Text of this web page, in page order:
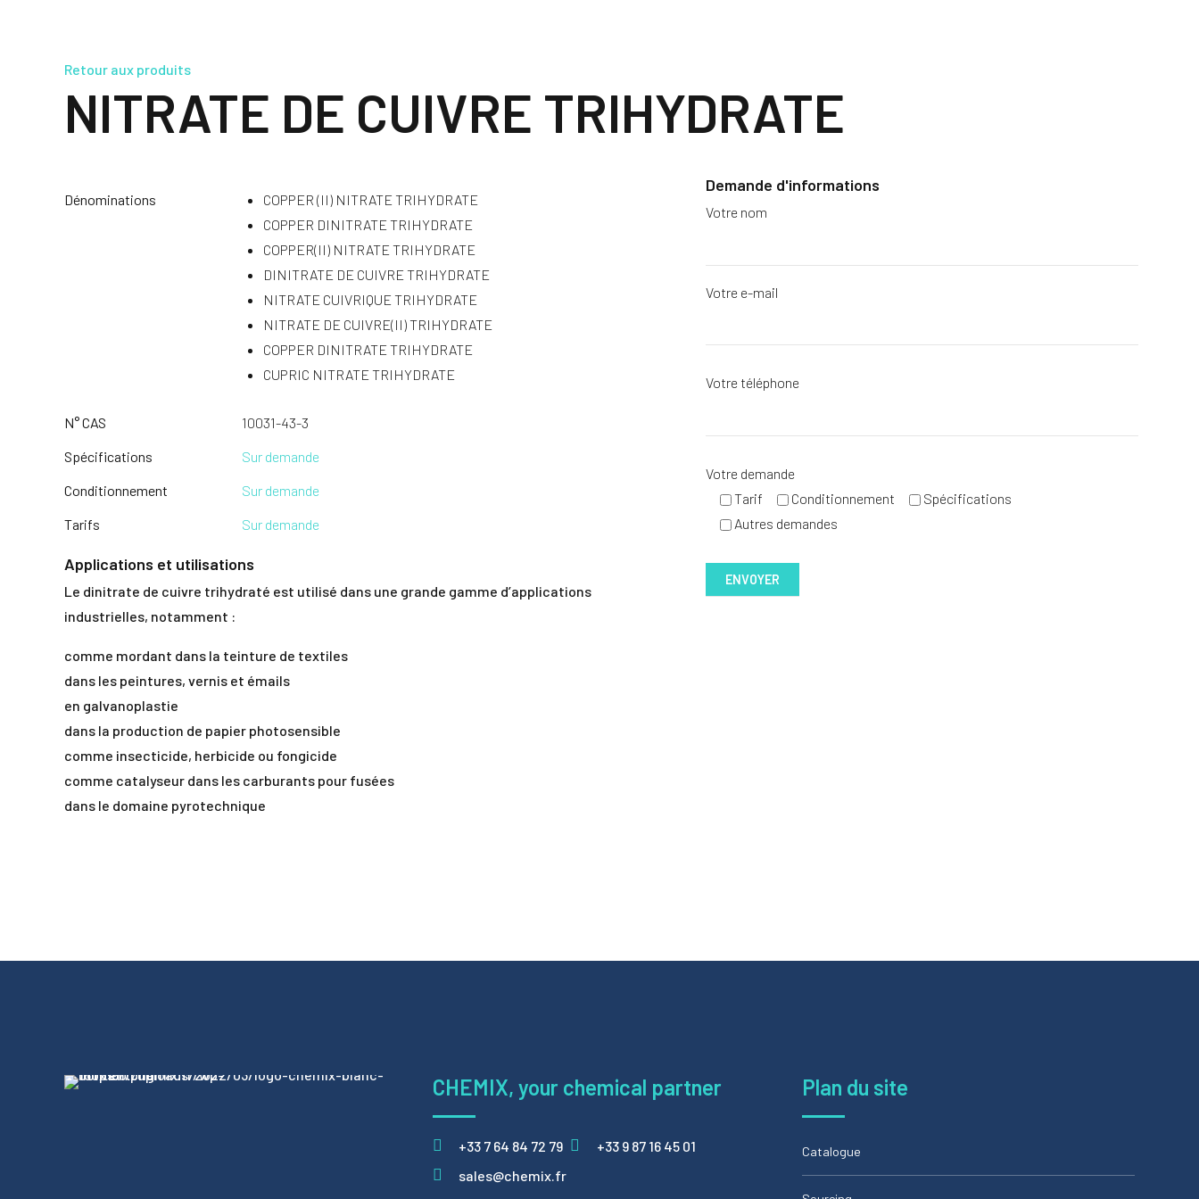
Retour aux produits
NITRATE DE CUIVRE TRIHYDRATE
Dénominations
COPPER (II) NITRATE TRIHYDRATE
COPPER DINITRATE TRIHYDRATE
COPPER(II) NITRATE TRIHYDRATE
DINITRATE DE CUIVRE TRIHYDRATE
NITRATE CUIVRIQUE TRIHYDRATE
NITRATE DE CUIVRE(II) TRIHYDRATE
COPPER DINITRATE TRIHYDRATE
CUPRIC NITRATE TRIHYDRATE
N° CAS
10031-43-3
Spécifications
Sur demande
Conditionnement
Sur demande
Tarifs
Sur demande
Applications et utilisations
Le dinitrate de cuivre trihydraté est utilisé dans une grande gamme d’applications
industrielles, notamment :
comme mordant dans la teinture de textiles
dans les peintures, vernis et émails
en galvanoplastie
dans la production de papier photosensible
comme insecticide, herbicide ou fongicide
comme catalyseur dans les carburants pour fusées
dans le domaine pyrotechnique
Demande d'informations
Votre nom
Votre e-mail
Votre téléphone
Votre demande
Tarif
Conditionnement
Spécifications
Autres demandes
CHEMIX, your chemical partner
+33 7 64 84 72 79
+33 9 87 16 45 01
sales@chemix.fr
Plan du site
Catalogue